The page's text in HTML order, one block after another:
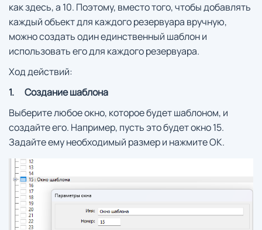
как здесь, а 10. Поэтому, вместо того, чтобы добавлять
каждый объект для каждого резервуара вручную,
можно создать один единственный шаблон и
использовать его для каждого резервуара.
Ход действий:
1. Создание шаблона
Выберите любое окно, которое будет шаблоном, и
создайте его. Например, пусть это будет окно 15.
Задайте ему необходимый размер и нажмите ОК.